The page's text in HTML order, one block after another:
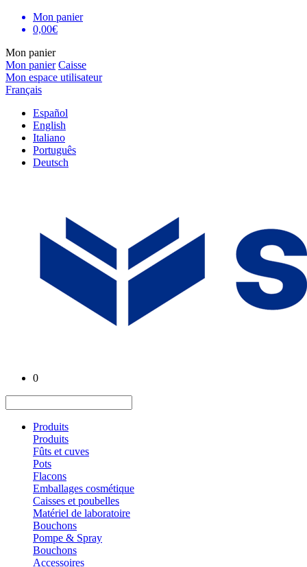
Mon panier
0,00€
Mon panier
Mon panier Caisse
Mon espace utilisateur
Français
Español
English
Italiano
Português
Deutsch
0
Produits
Produits
Fûts et cuves
Pots
Flacons
Emballages cosmétique
Caisses et poubelles
Matériel de laboratoire
Bouchons
Pompe & Spray
Bouchons
Accessoires